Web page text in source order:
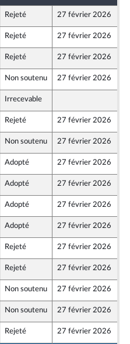
Rejeté 27 février 2026
Populaire
Rejeté 27 février 2026
Populaire
Rejeté 27 février 2026
et Territoires
Non soutenu 27 février 2026
et Territoires
Irrecevable
Populaire
Rejeté 27 février 2026
et Territoires
Non soutenu 27 février 2026
Adopté 27 février 2026
Adopté 27 février 2026
Adopté 27 février 2026
Adopté 27 février 2026
Populaire
Rejeté 27 février 2026
Rejeté 27 février 2026
et Territoires
Non soutenu 27 février 2026
et Territoires
Non soutenu 27 février 2026
Populaire
Rejeté 27 février 2026